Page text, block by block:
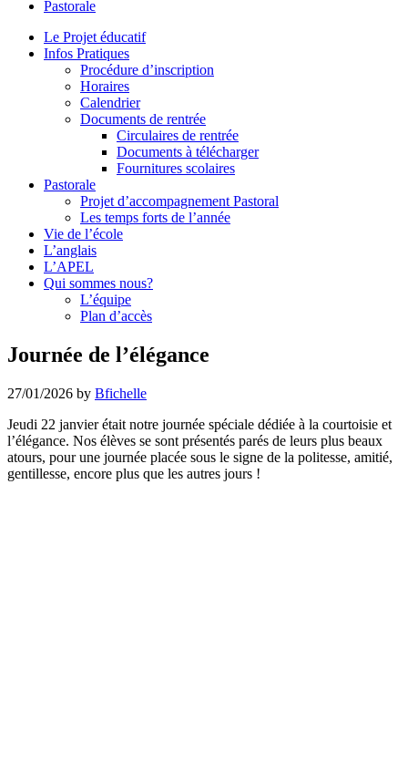
le
Pastorale
Le Projet éducatif
Infos Pratiques
Procédure d’inscription
Horaires
Calendrier
Documents de rentrée
Circulaires de rentrée
Documents à télécharger
Fournitures scolaires
Pastorale
Projet d’accompagnement Pastoral
Les temps forts de l’année
Vie de l’école
L’anglais
L’APEL
Qui sommes nous?
L’équipe
Plan d’accès
Journée de l’élégance
27/01/2026 by Bfichelle
Jeudi 22 janvier était notre journée spéciale dédiée à la courtoisie et
l’élégance. Nos élèves se sont présentés parés de leurs plus beaux
atours, pour une journée placée sous le signe de la politesse, amitié,
gentillesse, encore plus que les autres jours !